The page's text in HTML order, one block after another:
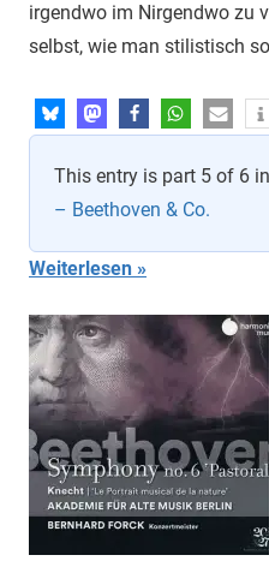
irgendwo im Nirgendwo zu
selbst, wie man stilistisch
This entry is part 5 of 6
– Beethoven & Co.
Weiterlesen